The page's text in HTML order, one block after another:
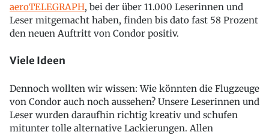
aeroTELEGRAPH, bei der über 11.000 Leserinnen und
Leser mitgemacht haben, finden bis dato fast 58 Prozent
den neuen Auftritt von Condor positiv.
Viele Ideen
Dennoch wollten wir wissen: Wie könnten die Flugzeuge
von Condor auch noch aussehen? Unsere Leserinnen und
Leser wurden daraufhin richtig kreativ und schufen
mitunter tolle alternative Lackierungen. Allen